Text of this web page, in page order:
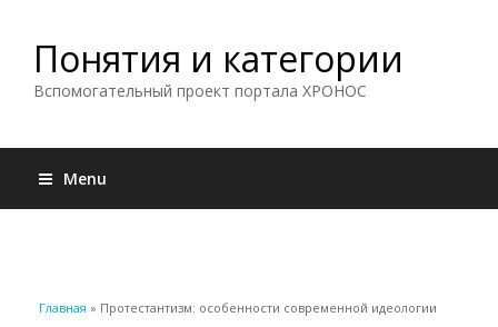
Понятия и категории
Вспомогательный проект портала ХРОНОС
Menu
Вы здесь
Главная » Протестантизм: особенности современной идеологии